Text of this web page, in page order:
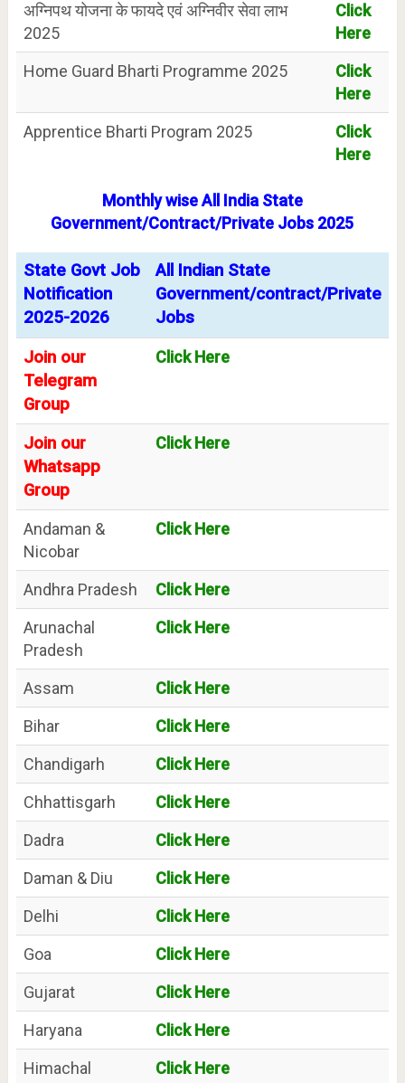
अग्निपथ योजना के फायदे एवं अग्निवीर सेवा लाभ
2025
Click
Here
Home Guard Bharti Programme 2025
Click
Here
Apprentice Bharti Program 2025
Click
Here
Monthly wise All India State
Government/Contract/Private Jobs 2025
State Govt Job
Notification
2025-2026
All Indian State
Government/contract/Private
Jobs
Join our
Telegram
Group
Click Here
Join our
Whatsapp
Group
Click Here
Andaman &
Nicobar
Click Here
Andhra Pradesh
Click Here
Arunachal
Pradesh
Click Here
Assam
Click Here
Bihar
Click Here
Chandigarh
Click Here
Chhattisgarh
Click Here
Dadra
Click Here
Daman & Diu
Click Here
Delhi
Click Here
Goa
Click Here
Gujarat
Click Here
Haryana
Click Here
Himachal
Click Here